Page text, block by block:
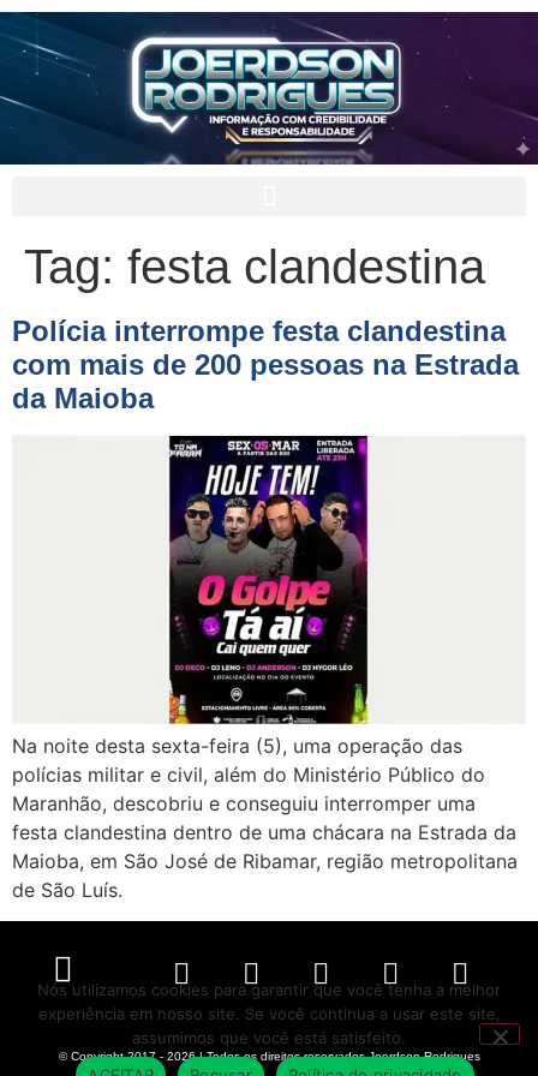
Tag: festa clandestina
Polícia interrompe festa clandestina
com mais de 200 pessoas na Estrada
da Maioba
Na noite desta sexta-feira (5), uma operação das
polícias militar e civil, além do Ministério Público do
Maranhão, descobriu e conseguiu interromper uma
festa clandestina dentro de uma chácara na Estrada da
Maioba, em São José de Ribamar, região metropolitana
de São Luís.
© Copyright 2017 - 2026 | Todos os direitos reservados Joerdson Rodrigues
Nós utilizamos cookies para garantir que você tenha a melhor
experiência em nosso site. Se você continua a usar este site,
assumimos que você está satisfeito.